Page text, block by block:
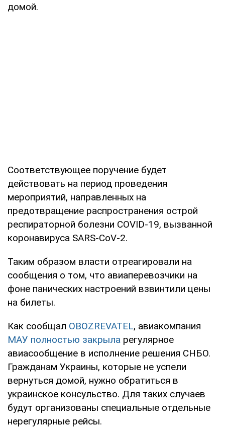
домой.
Соответствующее поручение будет
действовать на период проведения
мероприятий, направленных на
предотвращение распространения острой
респираторной болезни COVID-19, вызванной
коронавируса SARS-CoV-2.
Таким образом власти отреагировали на
сообщения о том, что авиаперевозчики на
фоне панических настроений взвинтили цены
на билеты.
Как сообщал OBOZREVATEL, авиакомпания
МАУ полностью закрыла регулярное
авиасообщение в исполнение решения СНБО.
Гражданам Украины, которые не успели
вернуться домой, нужно обратиться в
украинское консульство. Для таких случаев
будут организованы специальные отдельные
нерегулярные рейсы.